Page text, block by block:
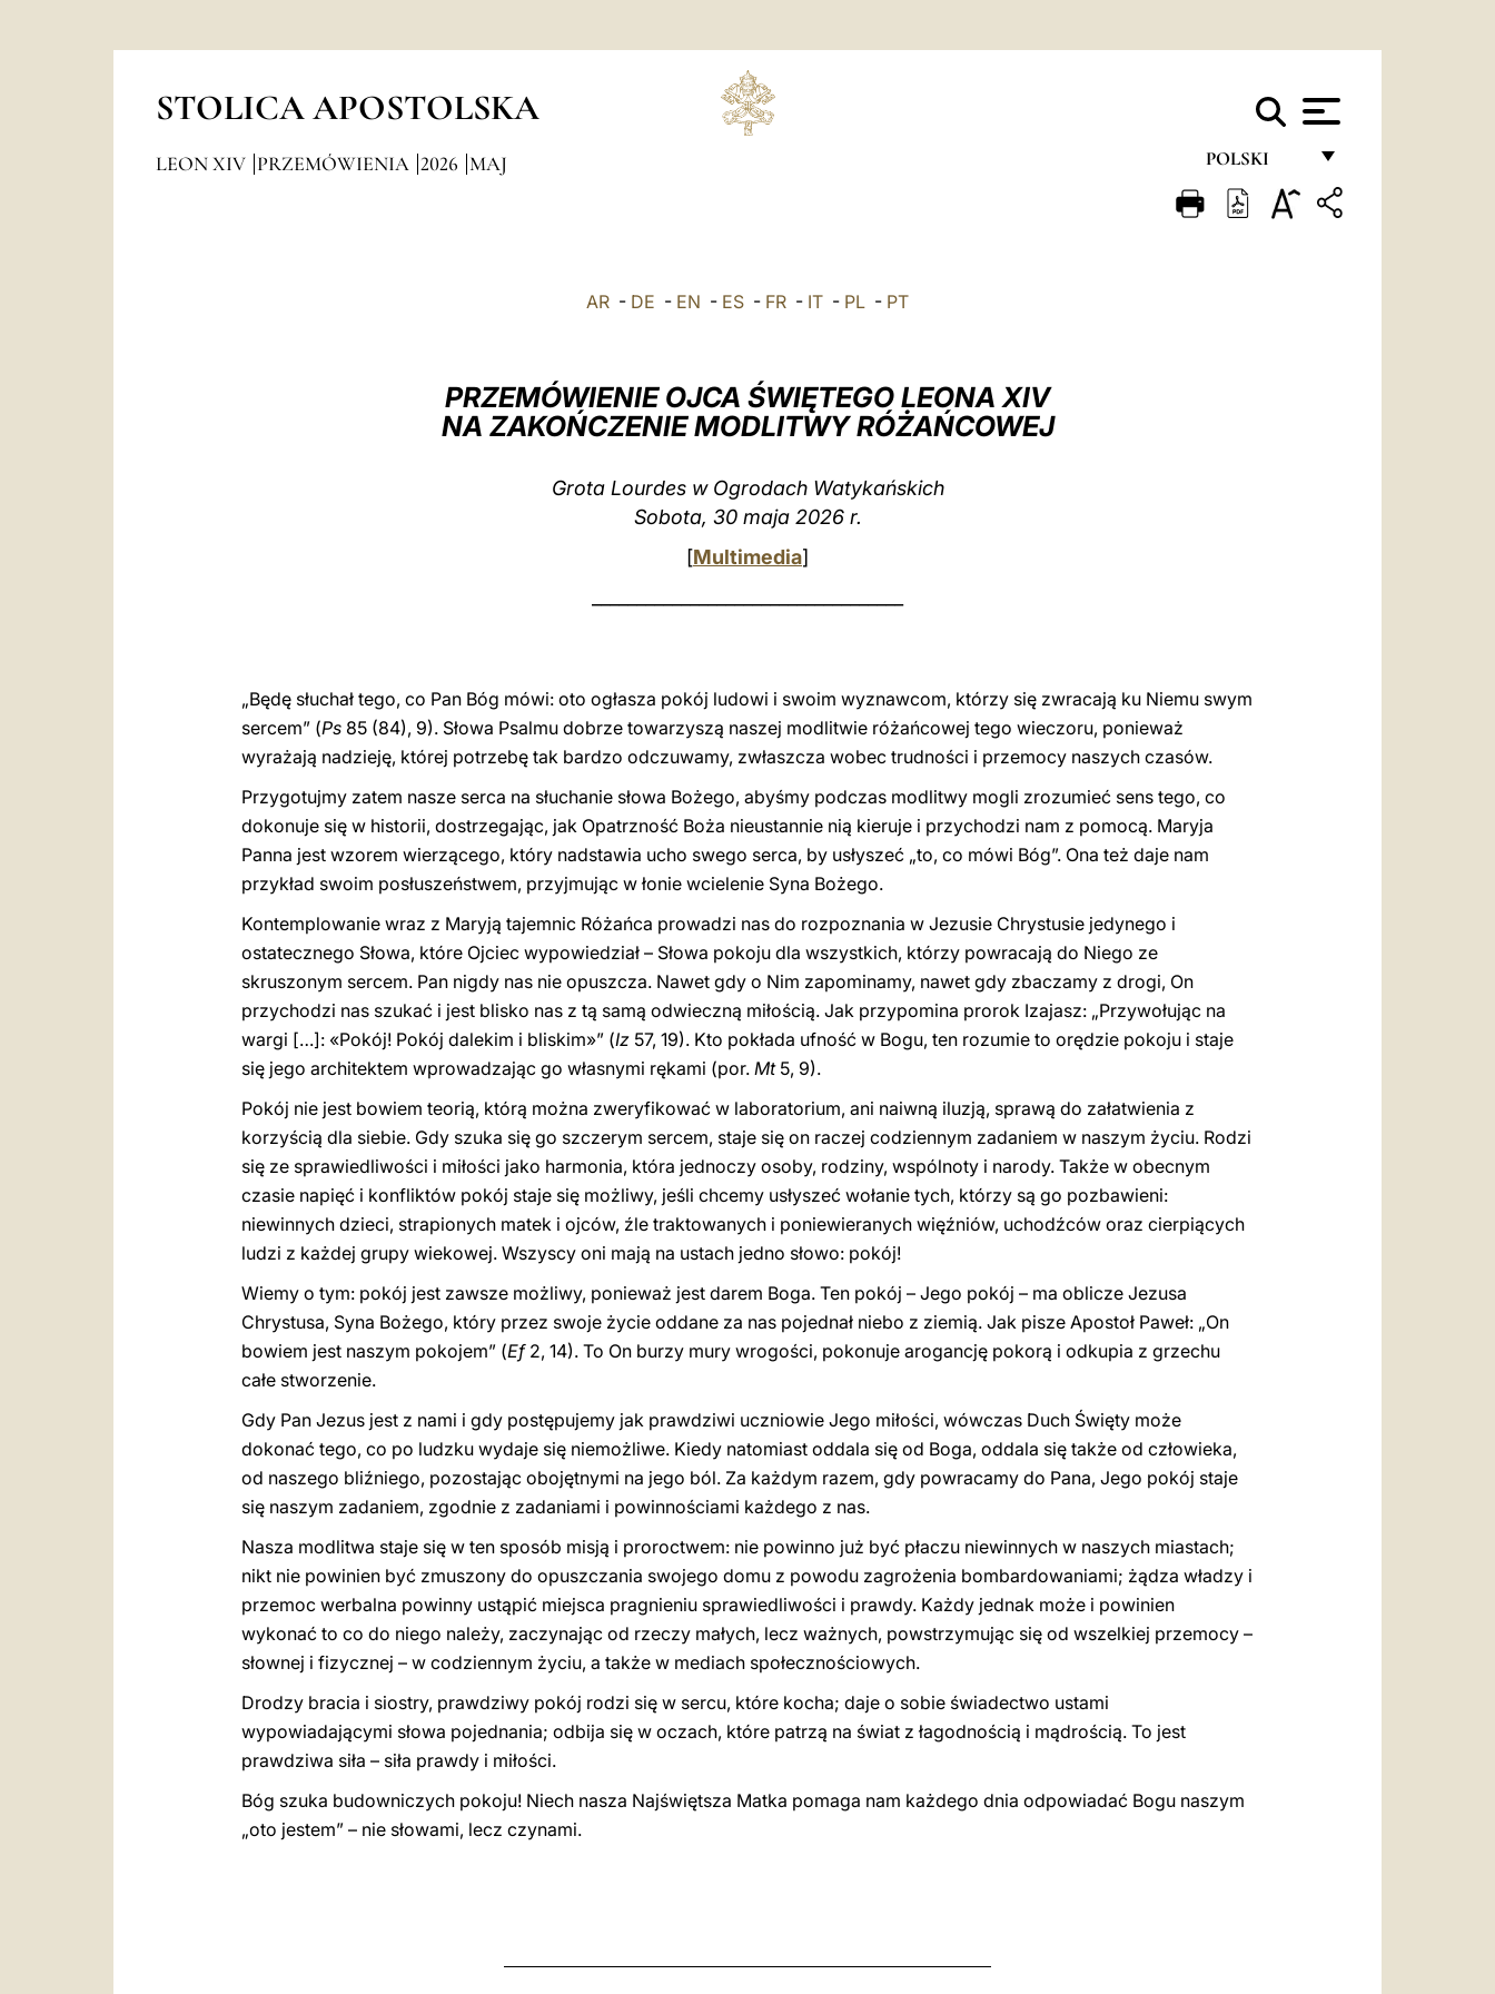
STOLICA APOSTOLSKA
POLSKI
FRANÇAIS
LEON XIV PRZEMÓWIENIA 2026 MAJ
AR - DE - EN - ES - FR - IT - PL - PT
PRZEMÓWIENIE OJCA ŚWIĘTEGO LEONA XIV
NA ZAKOŃCZENIE MODLITWY RÓŻAŃCOWEJ
Grota Lourdes w Ogrodach Watykańskich
Sobota, 30 maja 2026 r.
[Multimedia]
„Będę słuchał tego, co Pan Bóg mówi: oto ogłasza pokój ludowi i swoim wyznawcom, którzy się zwracają ku Niemu swym
sercem” (Ps 85 (84), 9). Słowa Psalmu dobrze towarzyszą naszej modlitwie różańcowej tego wieczoru, ponieważ
wyrażają nadzieję, której potrzebę tak bardzo odczuwamy, zwłaszcza wobec trudności i przemocy naszych czasów.
Przygotujmy zatem nasze serca na słuchanie słowa Bożego, abyśmy podczas modlitwy mogli zrozumieć sens tego, co
dokonuje się w historii, dostrzegając, jak Opatrzność Boża nieustannie nią kieruje i przychodzi nam z pomocą. Maryja
Panna jest wzorem wierzącego, który nadstawia ucho swego serca, by usłyszeć „to, co mówi Bóg”. Ona też daje nam
przykład swoim posłuszeństwem, przyjmując w łonie wcielenie Syna Bożego.
Kontemplowanie wraz z Maryją tajemnic Różańca prowadzi nas do rozpoznania w Jezusie Chrystusie jedynego i
ostatecznego Słowa, które Ojciec wypowiedział – Słowa pokoju dla wszystkich, którzy powracają do Niego ze
skruszonym sercem. Pan nigdy nas nie opuszcza. Nawet gdy o Nim zapominamy, nawet gdy zbaczamy z drogi, On
przychodzi nas szukać i jest blisko nas z tą samą odwieczną miłością. Jak przypomina prorok Izajasz: „Przywołując na
wargi […]: «Pokój! Pokój dalekim i bliskim»” (Iz 57, 19). Kto pokłada ufność w Bogu, ten rozumie to orędzie pokoju i staje
się jego architektem wprowadzając go własnymi rękami (por. Mt5, 9).
Pokój nie jest bowiem teorią, którą można zweryfikować w laboratorium, ani naiwną iluzją, sprawą do załatwienia z
korzyścią dla siebie. Gdy szuka się go szczerym sercem, staje się on raczej codziennym zadaniem w naszym życiu. Rodzi
się ze sprawiedliwości i miłości jako harmonia, która jednoczy osoby, rodziny, wspólnoty i narody. Także w obecnym
czasie napięć i konfliktów pokój staje się możliwy, jeśli chcemy usłyszeć wołanie tych, którzy są go pozbawieni:
niewinnych dzieci, strapionych matek i ojców, źle traktowanych i poniewieranych więźniów, uchodźców oraz cierpiących
ludzi z każdej grupy wiekowej. Wszyscy oni mają na ustach jedno słowo: pokój!
Wiemy o tym: pokój jest zawsze możliwy, ponieważ jest darem Boga. Ten pokój – Jego pokój – ma oblicze Jezusa
Chrystusa, Syna Bożego, który przez swoje życie oddane za nas pojednał niebo z ziemią. Jak pisze Apostoł Paweł: „On
bowiem jest naszym pokojem” (Ef2, 14). To On burzy mury wrogości, pokonuje arogancję pokorą i odkupia z grzechu
całe stworzenie.
Gdy Pan Jezus jest z nami i gdy postępujemy jak prawdziwi uczniowie Jego miłości, wówczas Duch Święty może
dokonać tego, co po ludzku wydaje się niemożliwe. Kiedy natomiast oddala się od Boga, oddala się także od człowieka,
od naszego bliźniego, pozostając obojętnymi na jego ból. Za każdym razem, gdy powracamy do Pana, Jego pokój staje
się naszym zadaniem, zgodnie z zadaniami i powinnościami każdego z nas.
Nasza modlitwa staje się w ten sposób misją i proroctwem: nie powinno już być płaczu niewinnych w naszych miastach;
nikt nie powinien być zmuszony do opuszczania swojego domu z powodu zagrożenia bombardowaniami; żądza władzy i
przemoc werbalna powinny ustąpić miejsca pragnieniu sprawiedliwości i prawdy. Każdy jednak może i powinien
wykonać to co do niego należy, zaczynając od rzeczy małych, lecz ważnych, powstrzymując się od wszelkiej przemocy –
słownej i fizycznej – w codziennym życiu, a także w mediach społecznościowych.
Drodzy bracia i siostry, prawdziwy pokój rodzi się w sercu, które kocha; daje o sobie świadectwo ustami
wypowiadającymi słowa pojednania; odbija się w oczach, które patrzą na świat z łagodnością i mądrością. To jest
prawdziwa siła – siła prawdy i miłości.
Bóg szuka budowniczych pokoju! Niech nasza Najświętsza Matka pomaga nam każdego dnia odpowiadać Bogu naszym
„oto jestem” – nie słowami, lecz czynami.